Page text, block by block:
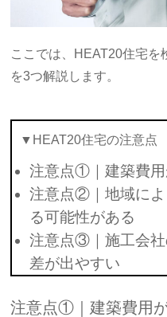
ここでは、HEAT20住宅を
を3つ解説します。
▼HEAT20住宅の注意点
注意点①｜建築費用
注意点②｜地域に
る可能性がある
注意点③｜施工会社
差が出やすい
注意点①｜建築費用